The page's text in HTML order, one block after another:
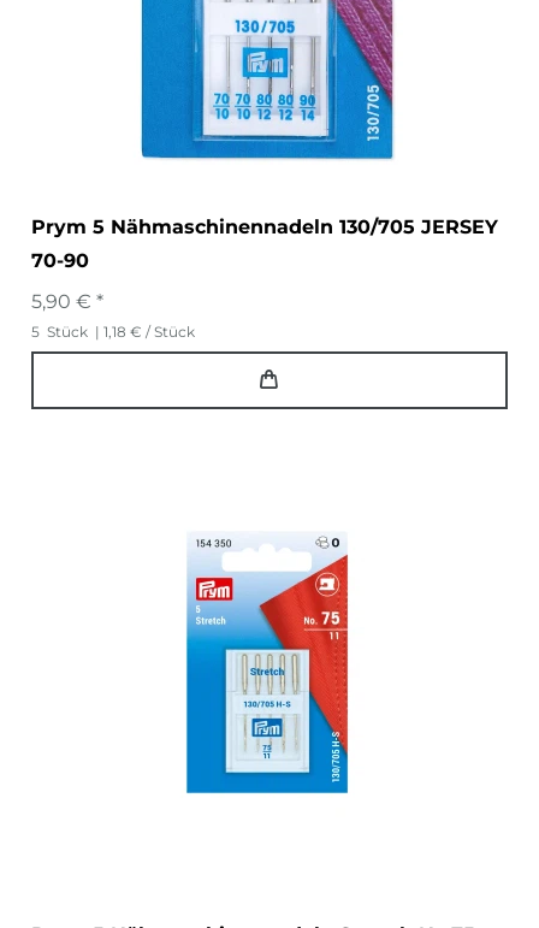
Prym 5 Nähmaschinennadeln 130/705 JERSEY
70-90
5,90 € *
5 Stück | 1,18 € / Stück